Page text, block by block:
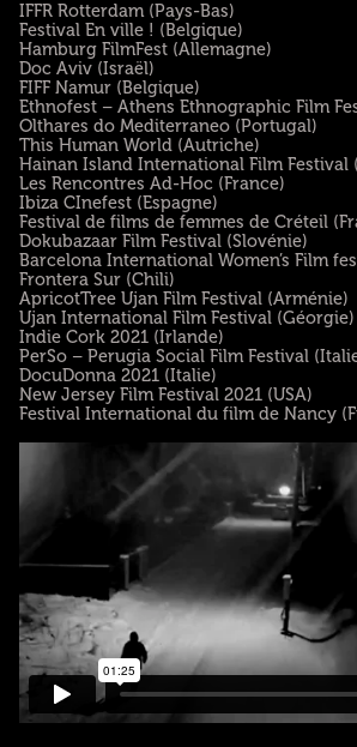
IFFR Rotterdam (Pays-Bas)
Festival En ville ! (Belgique)
Hamburg FilmFest (Allemagne)
Doc Aviv (Israël)
FIFF Namur (Belgique)
Ethnofest – Athens Ethnographic Film
Olthares do Mediterraneo (Portugal)
This Human World (Autriche)
Hainan Island International Film Festival
Les Rencontres Ad-Hoc (France)
Ibiza CInefest (Espagne)
Festival de films de femmes de Créteil
Dokubazaar Film Festival (Slovénie)
Barcelona International Women’s Film
Frontera Sur (Chili)
ApricotTree Ujan Film Festival (Arménie)
Ujan International Film Festival (Géorgie)
Indie Cork 2021 (Irlande)
PerSo – Perugia Social Film Festival
DocuDonna 2021 (Italie)
New Jersey Film Festival 2021 (USA)
Festival International du film de Nancy